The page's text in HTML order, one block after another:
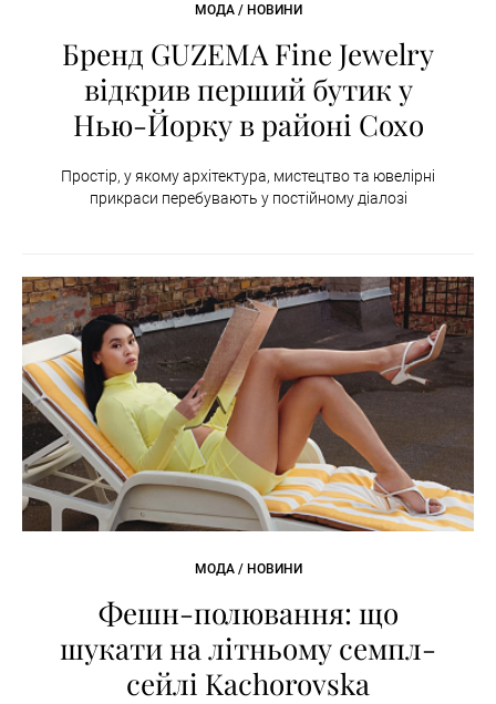
МОДА / НОВИНИ
Бренд GUZEMA Fine Jewelry
відкрив перший бутик у
Нью-Йорку в районі Сохо
Простір, у якому архітектура, мистецтво та ювелірні
прикраси перебувають у постійному діалозі
МОДА / НОВИНИ
Фешн-полювання: що
шукати на літньому семпл-
сейлі Kachorovska